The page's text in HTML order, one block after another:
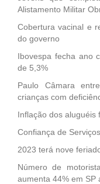
Alistamento Militar
Cobertura vacinal e
do governo
Ibovespa fecha ano
de 5,3%
Paulo Câmara
crianças com
Inflação dos aluguéis
Confiança de
2023 terá nove
Número de
aumenta 44% em SP